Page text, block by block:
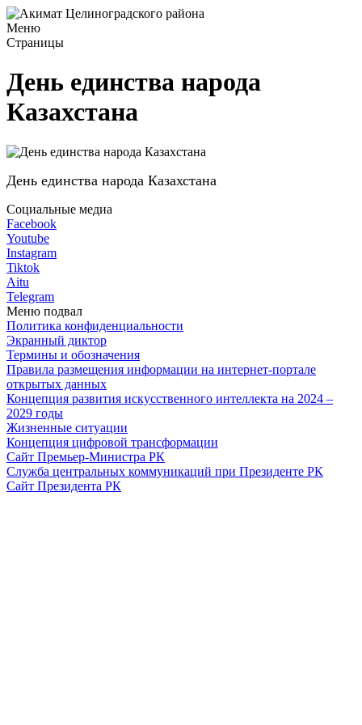
Меню
Страницы
День единства народа
Казахстана
День единства народа Казахстана
Социальные медиа
Facebook
Youtube
Instagram
Tiktok
Aitu
Telegram
Меню подвал
Политика конфиденциальности
Экранный диктор
Термины и обозначения
Правила размещения информации на интернет-портале
открытых данных
Концепция развития искусственного интеллекта на 2024 –
2029 годы
Жизненные ситуации
Концепция цифровой трансформации
Сайт Премьер-Министра РК
Служба центральных коммуникаций при Президенте РК
Сайт Президента РК